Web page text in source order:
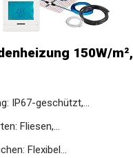
150W/
IP67-geschützt,...
Fliesen,...
Flexibel...